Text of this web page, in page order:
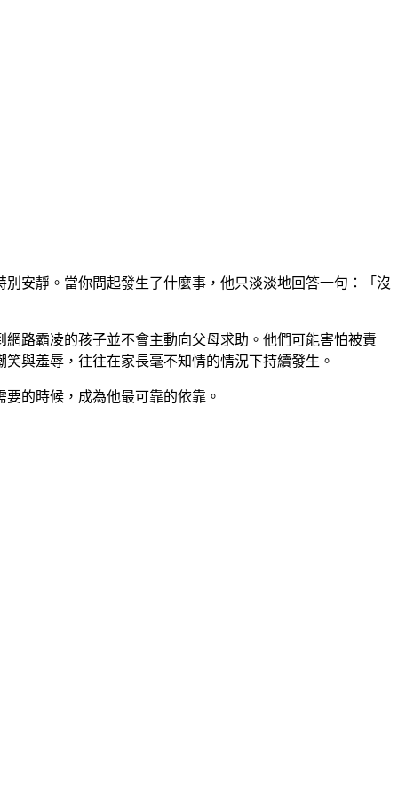
安靜。當你問起發生了什麼事，他只淡淡地回答一句：「沒
路霸凌的孩子並不會主動向父母求助。他們可能害怕被責
與羞辱，往往在家長毫不知情的情況下持續發生。
的時候，成為他最可靠的依靠。